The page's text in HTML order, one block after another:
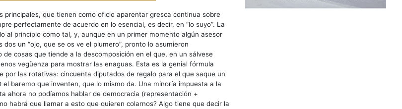
principales, que tienen como oficio aparentar gresca continua sobre
perfectamente de acuerdo en lo esencial, es decir, en “lo suyo”. La
al principio como tal, y, aunque en un primer momento algún asesor
un “ojo, que se os ve el plumero”, pronto lo asumieron
cosas que tiende a la descomposición en el que, en un sálvese
vegüenza para mostrar las enaguas. Esta es la genial fórmula
por las rotativas: cincuenta diputados de regalo para el que saque un
el baremo que inventen, que lo mismo da. Una minoría impuesta a la
ahora no podíamos hablar de democracia (representación +
habrá que llamar a esto que quieren colarnos? Algo tiene que decir la